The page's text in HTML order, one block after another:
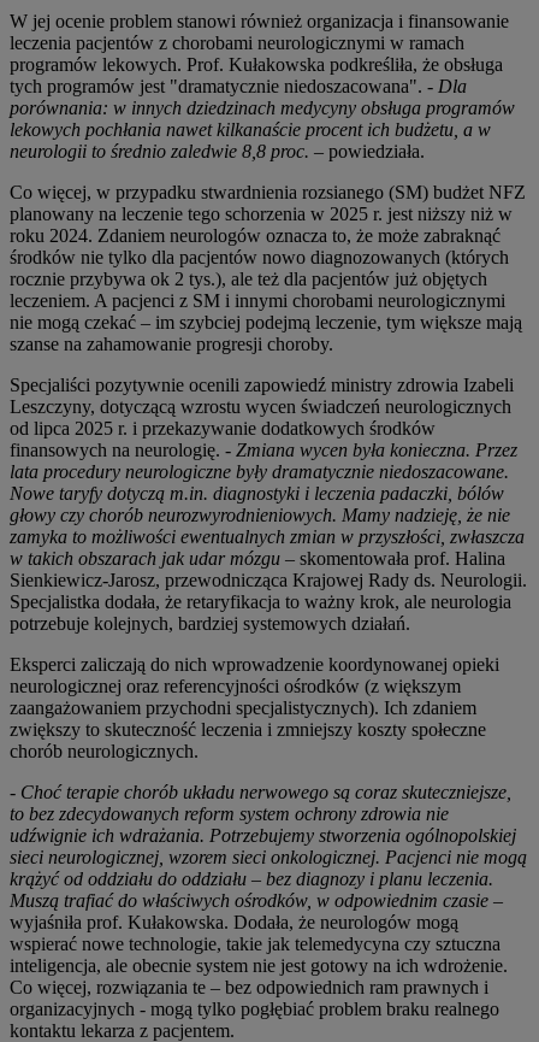
W jej ocenie problem stanowi również organizacja i finansowanie
leczenia pacjentów z chorobami neurologicznymi w ramach
programów lekowych. Prof. Kułakowska podkreśliła, że obsługa
tych programów jest "dramatycznie niedoszacowana". - Dla
porównania: w innych dziedzinach medycyny obsługa programów
lekowych pochłania nawet kilkanaście procent ich budżetu, a w
neurologii to średnio zaledwie 8,8 proc. – powiedziała.
Co więcej, w przypadku stwardnienia rozsianego (SM) budżet NFZ
planowany na leczenie tego schorzenia w 2025 r. jest niższy niż w
roku 2024. Zdaniem neurologów oznacza to, że może zabraknąć
środków nie tylko dla pacjentów nowo diagnozowanych (których
rocznie przybywa ok 2 tys.), ale też dla pacjentów już objętych
leczeniem. A pacjenci z SM i innymi chorobami neurologicznymi
nie mogą czekać – im szybciej podejmą leczenie, tym większe mają
szanse na zahamowanie progresji choroby.
Specjaliści pozytywnie ocenili zapowiedź ministry zdrowia Izabeli
Leszczyny, dotyczącą wzrostu wycen świadczeń neurologicznych
od lipca 2025 r. i przekazywanie dodatkowych środków
finansowych na neurologię. - Zmiana wycen była konieczna. Przez
lata procedury neurologiczne były dramatycznie niedoszacowane.
Nowe taryfy dotyczą m.in. diagnostyki i leczenia padaczki, bólów
głowy czy chorób neurozwyrodnieniowych. Mamy nadzieję, że nie
zamyka to możliwości ewentualnych zmian w przyszłości, zwłaszcza
w takich obszarach jak udar mózgu – skomentowała prof. Halina
Sienkiewicz-Jarosz, przewodnicząca Krajowej Rady ds. Neurologii.
Specjalistka dodała, że retaryfikacja to ważny krok, ale neurologia
potrzebuje kolejnych, bardziej systemowych działań.
Eksperci zaliczają do nich wprowadzenie koordynowanej opieki
neurologicznej oraz referencyjności ośrodków (z większym
zaangażowaniem przychodni specjalistycznych). Ich zdaniem
zwiększy to skuteczność leczenia i zmniejszy koszty społeczne
chorób neurologicznych.
- Choć terapie chorób układu nerwowego są coraz skuteczniejsze,
to bez zdecydowanych reform system ochrony zdrowia nie
udźwignie ich wdrażania. Potrzebujemy stworzenia ogólnopolskiej
sieci neurologicznej, wzorem sieci onkologicznej. Pacjenci nie mogą
krążyć od oddziału do oddziału – bez diagnozy i planu leczenia.
Muszą trafiać do właściwych ośrodków, w odpowiednim czasie –
wyjaśniła prof. Kułakowska. Dodała, że neurologów mogą
wspierać nowe technologie, takie jak telemedycyna czy sztuczna
inteligencja, ale obecnie system nie jest gotowy na ich wdrożenie.
Co więcej, rozwiązania te – bez odpowiednich ram prawnych i
organizacyjnych - mogą tylko pogłębiać problem braku realnego
kontaktu lekarza z pacjentem.